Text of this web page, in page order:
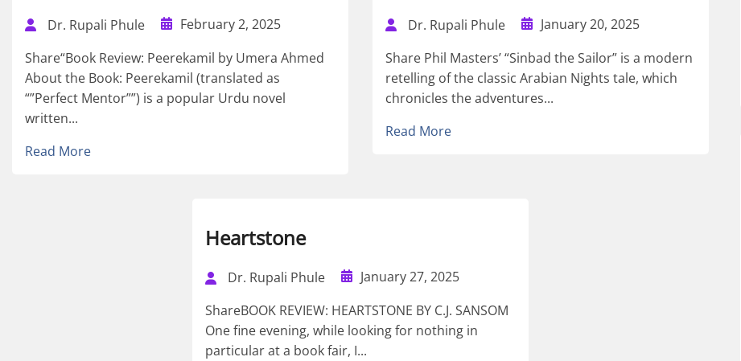
Dr. Rupali Phule
February 2, 2025
Share“Book Review: Peerekamil by Umera Ahmed
About the Book: Peerekamil (translated as
“”Perfect Mentor””) is a popular Urdu novel
written...
Read More
Dr. Rupali Phule
January 20, 2025
Share Phil Masters’ “Sinbad the Sailor” is a modern
retelling of the classic Arabian Nights tale, which
chronicles the adventures...
Read More
Heartstone
Dr. Rupali Phule
January 27, 2025
ShareBOOK REVIEW: HEARTSTONE BY C.J. SANSOM
One fine evening, while looking for nothing in
particular at a book fair, I...